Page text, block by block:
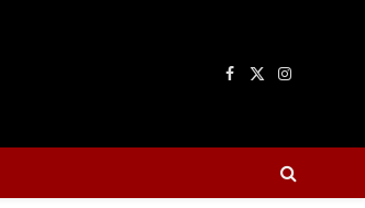
Facebook
X
Instagram